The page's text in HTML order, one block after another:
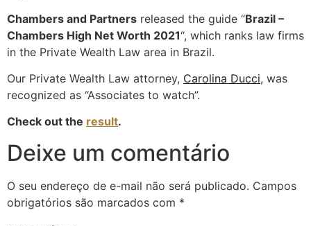
Chambers and Partners released the guide “Brazil –
Chambers High Net Worth 2021“, which ranks law firms
in the Private Wealth Law area in Brazil.
Our Private Wealth Law attorney, Carolina Ducci, was
recognized as “Associates to watch”.
Check out the result.
Deixe um comentário
O seu endereço de e-mail não será publicado. Campos
obrigatórios são marcados com *